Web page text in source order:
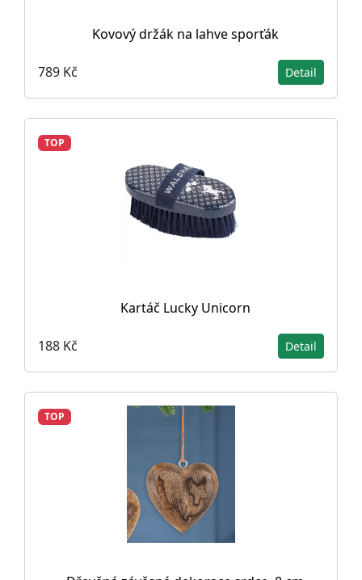
Kovový držák na lahve sporťák
789 Kč Detail
TOP
Kartáč Lucky Unicorn
188 Kč Detail
TOP